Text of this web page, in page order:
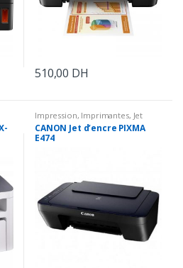
510,00 DH
Impression, Imprimantes, Jet
d'encre
CANON Jet d’encre PIXMA
E474